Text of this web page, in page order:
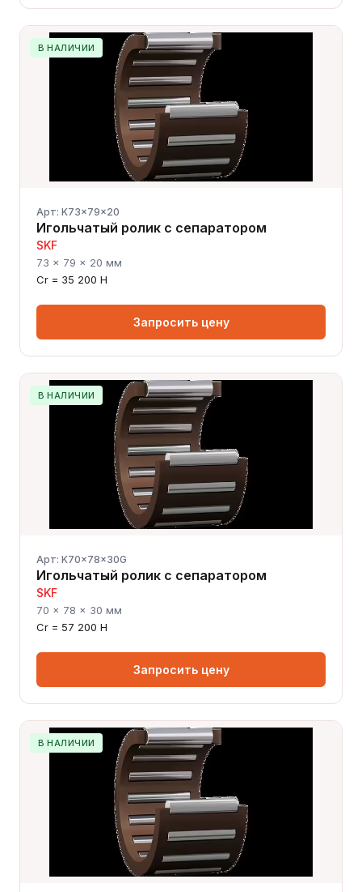
В НАЛИЧИИ
Арт: K73x79x20
Игольчатый ролик с сепаратором
SKF
73 × 79 × 20 мм
Cr = 35 200 Н
Запросить цену
В НАЛИЧИИ
Арт: K70x78x30G
Игольчатый ролик с сепаратором
SKF
70 × 78 × 30 мм
Cr = 57 200 Н
Запросить цену
В НАЛИЧИИ